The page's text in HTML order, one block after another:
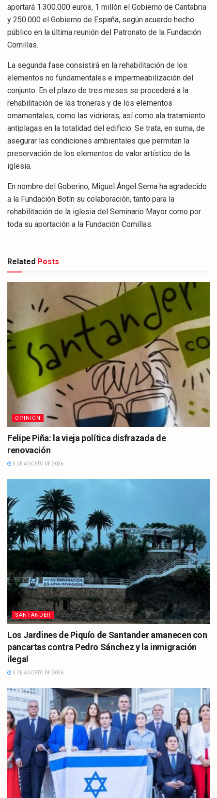
aportará 1.300.000 euros, 1 millón el Gobierno de Cantabria
y 250.000 el Gobierno de España, según acuerdo hecho
público en la última reunión del Patronato de la Fundación
Comillas.
La segunda fase consistirá en la rehabilitación de los
elementos no fundamentales e impermeabilización del
conjunto. En el plazo de tres meses se procederá a la
rehabilitación de las troneras y de los elementos
ornamentales, como las vidrieras, así como ala tratamiento
antiplagas en la totalidad del edificio. Se trata, en suma, de
asegurar las condiciones ambientales que permitan la
preservación de los elementos de valor artístico de la
iglesia.
En nombre del Goberino, Miguel Ángel Serna ha agradecido
a la Fundación Botín su colaboración, tanto para la
rehabilitación de la iglesia del Seminario Mayor como por
toda su aportación a la Fundación Comillas.
Related Posts
OPINIÓN
Felipe Piña: la vieja política disfrazada de
renovación
5 DE AGOSTO DE 2026
SANTANDER
Los Jardines de Piquío de Santander amanecen con
pancartas contra Pedro Sánchez y la inmigración
ilegal
5 DE AGOSTO DE 2026